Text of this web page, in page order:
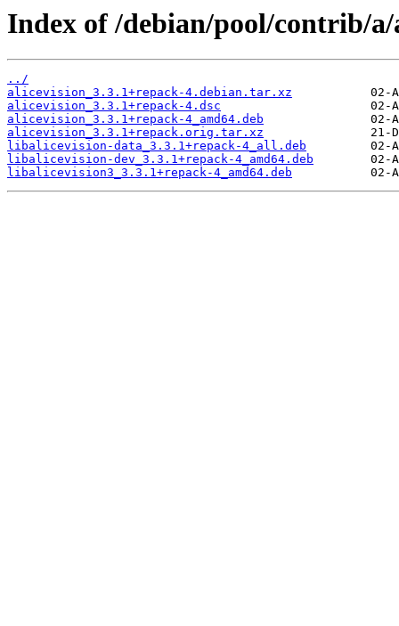
Index of /debian/pool/contrib/
../
alicevision_3.3.1+repack-4.debian.tar.xz
alicevision_3.3.1+repack-4.dsc
alicevision_3.3.1+repack-4_amd64.deb
alicevision_3.3.1+repack.orig.tar.xz
libalicevision-data_3.3.1+repack-4_all.deb
libalicevision-dev_3.3.1+repack-4_amd64.deb
libalicevision3_3.3.1+repack-4_amd64.deb